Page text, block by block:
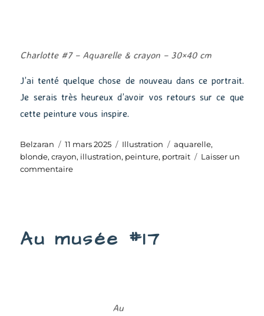
Charlotte #7 – Aquarelle & crayon – 30×40 cm
J’ai tenté quelque chose de nouveau dans ce portrait.
Je serais très heureux d’avoir vos retours sur ce que
cette peinture vous inspire.
Auteur
Belzaran
Publié
le
11 mars 2025 Catégories
Illustration Étiquettes
aquarelle,
blonde,crayon, illustration, peinture, portrait
Laisser un
commentairesur
Au musée #17
Au